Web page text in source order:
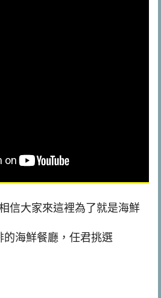
信大家來這裡為了就是海鮮
的海鮮餐廳，任君挑選